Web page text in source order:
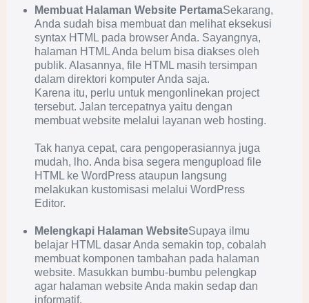
Membuat Halaman Website PertamaSekarang,
Anda sudah bisa membuat dan melihat eksekusi
syntax HTML pada browser Anda. Sayangnya,
halaman HTML Anda belum bisa diakses oleh
publik. Alasannya, file HTML masih tersimpan
dalam direktori komputer Anda saja.
Karena itu, perlu untuk mengonlinekan project
tersebut. Jalan tercepatnya yaitu dengan
membuat website melalui layanan web hosting.
Tak hanya cepat, cara pengoperasiannya juga
mudah, lho. Anda bisa segera mengupload file
HTML ke WordPress ataupun langsung
melakukan kustomisasi melalui WordPress
Editor.
Melengkapi Halaman WebsiteSupaya ilmu
belajar HTML dasar Anda semakin top, cobalah
membuat komponen tambahan pada halaman
website. Masukkan bumbu-bumbu pelengkap
agar halaman website Anda makin sedap dan
informatif.